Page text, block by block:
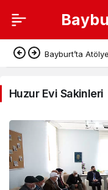
Evi
Bayburt’ta
Huzur Evi Sakinleri